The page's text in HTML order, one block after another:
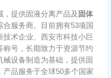
提供固液分离产品及 固体
合服务商。目前拥有53项国
技术企业、西安市科技小巨
称号，长期致力于资源节约
设备制造为基础，提供固
品服务于全球50多个国家